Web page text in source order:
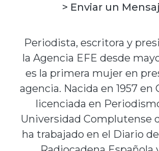
> Enviar un
Periodista, escritora y
la Agencia EFE desde
es la primera mujer en
agencia. Nacida en 1957 en
licenciada en
Universidad Complutense
ha trabajado en el Diario